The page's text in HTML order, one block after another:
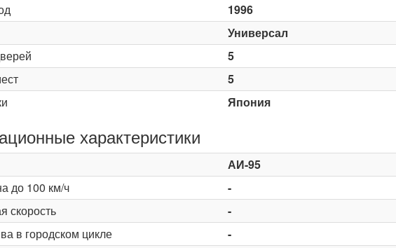
1996
Универсал
5
5
Япония
характеристики
АИ-95
до 100 км/ч
-
скорость
-
в городском цикле
-